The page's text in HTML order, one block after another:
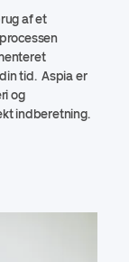
af et
tid. Aspia er
og
indberetning.